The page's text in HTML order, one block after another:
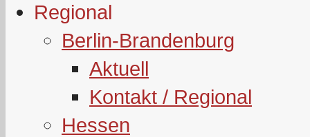
Regional
Berlin-Brandenburg
Aktuell
Kontakt / Regional
Hessen